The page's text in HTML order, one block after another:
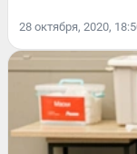
28 октября, 2020,